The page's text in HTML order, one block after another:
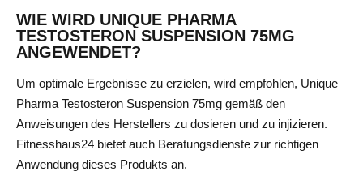
WIE WIRD UNIQUE PHARMA
TESTOSTERON SUSPENSION 75MG
ANGEWENDET?
Um optimale Ergebnisse zu erzielen, wird empfohlen, Unique
Pharma Testosteron Suspension 75mg gemäß den
Anweisungen des Herstellers zu dosieren und zu injizieren.
Fitnesshaus24 bietet auch Beratungsdienste zur richtigen
Anwendung dieses Produkts an.